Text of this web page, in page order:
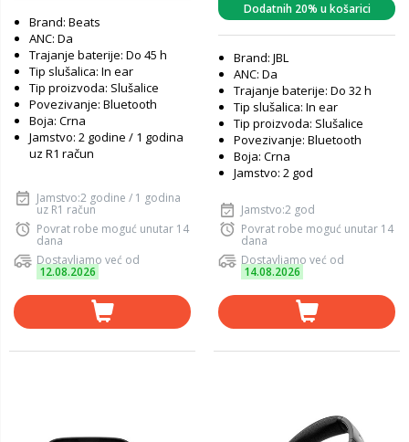
Brand: Beats
ANC: Da
Trajanje baterije: Do 45 h
Tip slušalica: In ear
Tip proizvoda: Slušalice
Povezivanje: Bluetooth
Boja: Crna
Jamstvo: 2 godine / 1 godina
uz R1 račun
Jamstvo:2 godine / 1 godina
uz R1 račun
Povrat robe moguć unutar 14
dana
Dostavljamo već od
12.08.2026
Dodatnih 20% u košarici
Brand: JBL
ANC: Da
Trajanje baterije: Do 32 h
Tip slušalica: In ear
Tip proizvoda: Slušalice
Povezivanje: Bluetooth
Boja: Crna
Jamstvo: 2 god
Jamstvo:2 god
Povrat robe moguć unutar 14
dana
Dostavljamo već od
14.08.2026